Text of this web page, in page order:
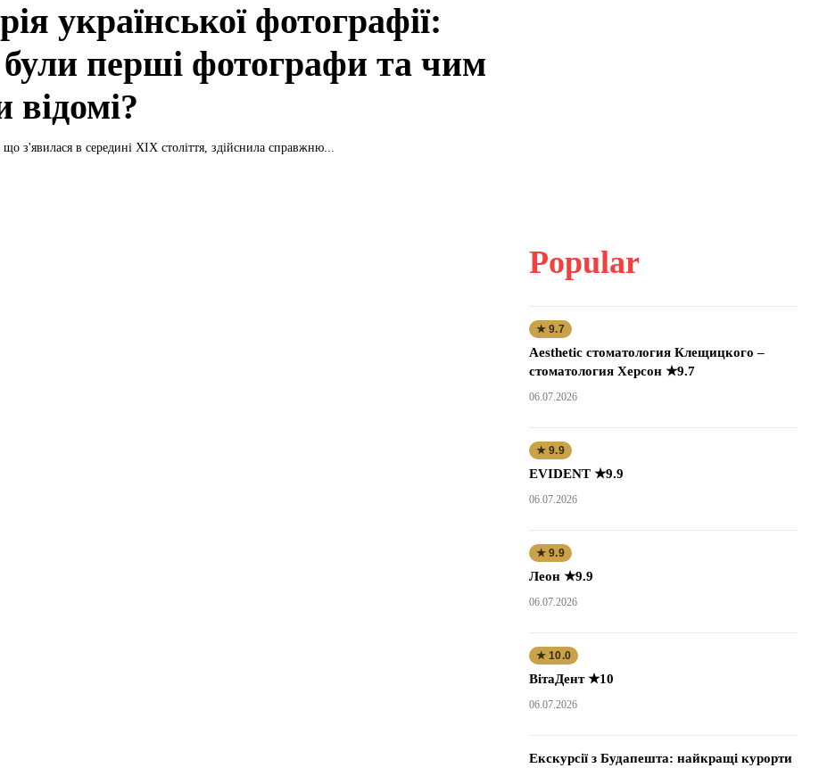
української фотографії:
перші фотографи та чим
відомі?
що з'явилася в середині XIX століття, здійснила справжню...
Popular
★ 9.7
Aesthetic стоматология Клещицкого –
стоматология Херсон ★9.7
06.07.2026
★ 9.9
EVIDENT ★9.9
06.07.2026
★ 9.9
Леон ★9.9
06.07.2026
★ 10.0
ВітаДент ★10
06.07.2026
Екскурсії з Будапешта: найкращі курорти